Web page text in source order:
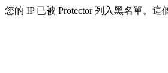
您的 IP 已被 Protector 列入黑名單。